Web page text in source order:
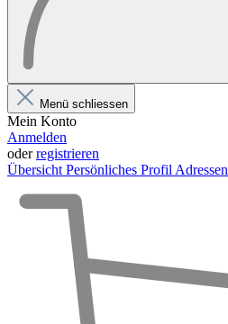
Menü schliessen
Mein Konto
Anmelden
oderregistrieren
Übersicht Persönliches Profil Adressen